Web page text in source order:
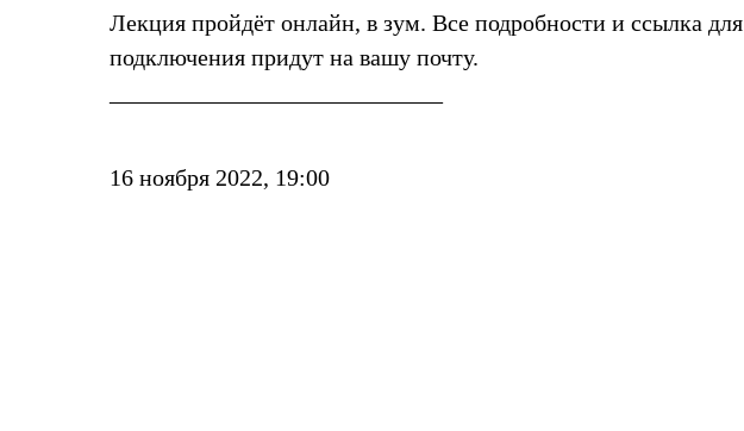
Лекция пройдёт онлайн, в зум. Все подробности и ссылка для
подключения придут на вашу почту.
16 ноября 2022, 19:00